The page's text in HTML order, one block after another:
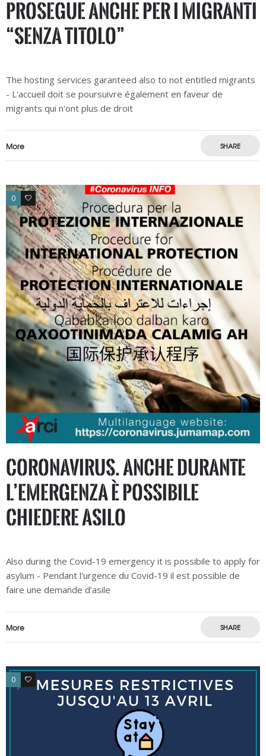
prosegue anche per i migranti
“senza titolo”
The hosting services garanteed also to not entitled migrants
- L'accueil doit se poursuivre également en faveur de
migrants qui n'ont plus de droit
More SHARE
0 0
CORONAVIRUS. Anche durante
l’emergenza è possibile
chiedere asilo
Also during the Covid-19 emergency it is possibile to apply for
asylum - Pendant l'urgence du Covid-19 il est possible de
faire une demande d’asile
More SHARE
0 0